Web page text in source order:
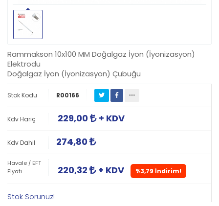
Rammakson 10x100 MM Doğalgaz İyon (İyonizasyon)
Elektrodu
Doğalgaz İyon (İyonizasyon) Çubuğu
Stok Kodu R00166
Kdv Hariç 229,00 + KDV
Kdv Dahil 274,80
Havale / EFT
Fiyatı
220,32 + KDV %3,79 İndirim!
Stok Sorunuz!